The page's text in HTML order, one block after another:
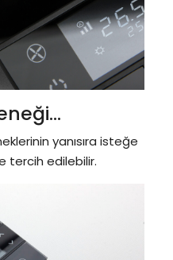
yanısıra isteğe
tercih edilebilir.